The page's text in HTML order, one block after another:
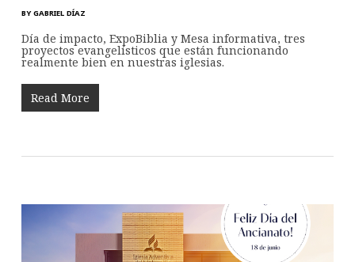
BY GABRIEL DÍAZ
Día de impacto, ExpoBiblia y Mesa informativa, tres
proyectos evangelísticos que están funcionando
realmente bien en nuestras iglesias.
Read More